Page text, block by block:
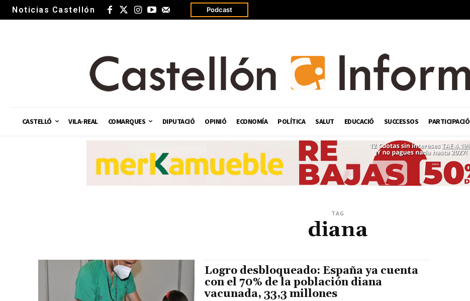
Noticias Castellón Podcast
CASTELLÓ VILA-REAL COMARQUES DIPUTACIÓ OPINIÓ ECONOMÍA POLÍTICA SALUT EDUCACIÓ SUCCESSOS PARTICIPACIÓ
TAG
diana
Logro desbloqueado: España ya cuenta
con el 70% de la población diana
vacunada, 33,3 millones